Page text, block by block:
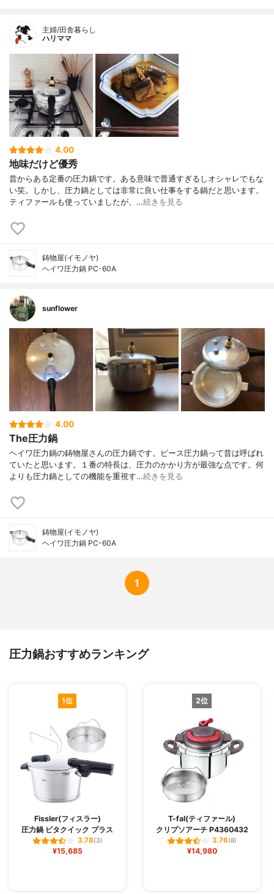
主婦/田舎暮らし
ハリママ
4.00
地味だけど優秀
昔からある定番の圧力鍋です。ある意味で普通すぎるしオシャレでもな
い笑。しかし、圧力鍋としては非常に良い仕事をする鍋だと思います。
ティファールも使っていましたが、…続きを見る
鋳物屋(イモノヤ)
ヘイワ圧力鍋 PC-60A
sunflower
4.00
The圧力鍋
ヘイワ圧力鍋の鋳物屋さんの圧力鍋です。ピース圧力鍋って昔は呼ばれ
ていたと思います。１番の特長は、圧力のかかり方が最強な点です。何
よりも圧力鍋としての機能を重視す…続きを見る
鋳物屋(イモノヤ)
ヘイワ圧力鍋 PC-60A
1
圧力鍋おすすめランキング
1位
Fissler(フィスラー)
圧力鍋 ビタクイック プラス
3.78(3)
¥15,685
2位
T-fal(ティファール)
クリプソアーチ P4360432
3.76(8)
¥14,980